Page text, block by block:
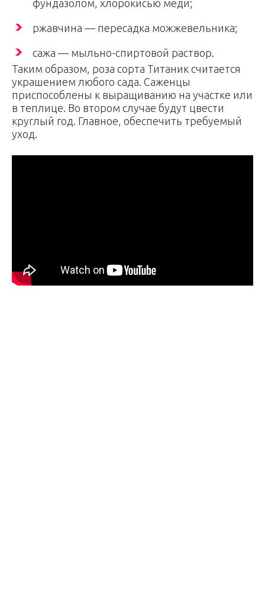
фундазолом, хлорокисью меди;
ржавчина — пересадка можжевельника;
сажа — мыльно-спиртовой раствор.
Таким образом, роза сорта Титаник считается
украшением любого сада. Саженцы
приспособлены к выращиванию на участке или
в теплице. Во втором случае будут цвести
круглый год. Главное, обеспечить требуемый
уход.